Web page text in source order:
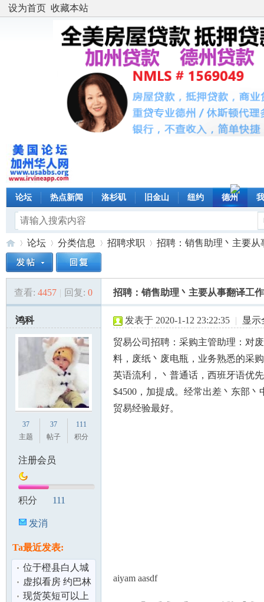
设为首页 收藏本站
论坛 热点新闻 洛杉矶 旧金山 纽约 德州
美»
论坛
›
分类信息 招聘求职
›
招聘：销售助理丶主要从
查看: 4457 | 回复: 0 招聘：销售助理丶主要从事翻译工作
鸿科
37
主题
37
帖子
111
积分
注册会员
积分 111
发消
Ta最近发表:
位于橙县白人城
市约巴林达
（Yorba Linda)雅
虚拟看房 约巴林
达(Yorba Linda)
现货英短可以上
发表于 2020-1-12 23:22:35 | 显示
贸易公司招聘：采购主管助理：对
料，废纸丶废电瓶，业务熟悉的采
英语流利，丶普通话，西班牙语优
$4500，加提成。经常出差丶东部丶
贸易经验最好。
aiyam aasdf